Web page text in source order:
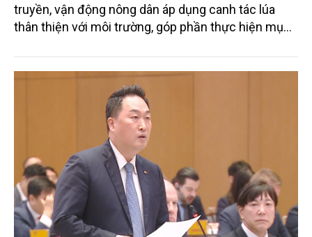
truyền, vận động nông dân áp dụng canh tác lúa
thân thiện với môi trường, góp phần thực hiện mục
trình thu hút sự tham gia của đông đảo đại biểu đến
từ các cơ quan quản lý nhà nước, đơn vị nghiên cứu,
doanh nghiệp, hợp tác xã và nông dân đang trực
tiếp triển khai mô hình sản xuất lúa phát thải thấp.